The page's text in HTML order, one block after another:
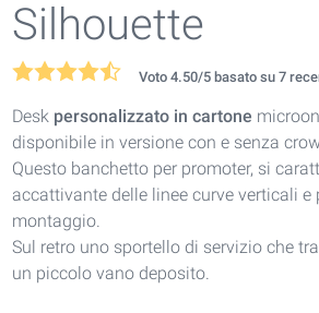
Silhouette
Voto 4.50/5 basato su 7
Desk personalizzato in cartone
disponibile in versione con e senza
Questo banchetto per promoter, si
accattivante delle linee curve verticali e
montaggio.
Sul retro uno sportello di servizio che
un piccolo vano deposito.